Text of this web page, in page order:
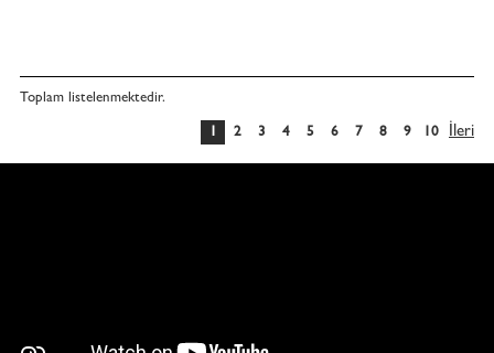
Toplam listelenmektedir.
İleri
1 2 3 4 5 6 7 8 9 10